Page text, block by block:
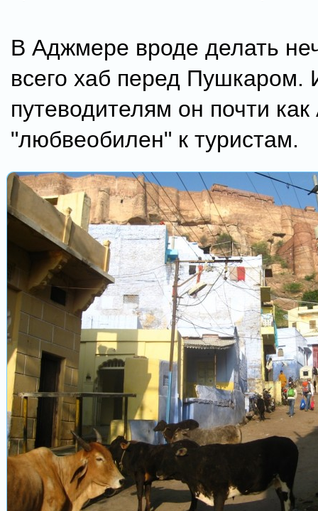
В Аджмере вроде делать
всего хаб перед Пушкаром.
путеводителям он почти как
"любвеобилен" к туристам.